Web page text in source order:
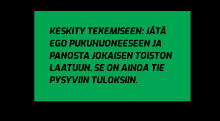
KESKITY TEKEMISEEN: JÄTÄ
EGO PUKUHUONEESEEN JA
PANOSTA JOKAISEN TOISTON
LAATUUN. SE ON AINOA TIE
PYSYVIIN TULOKSIIN.